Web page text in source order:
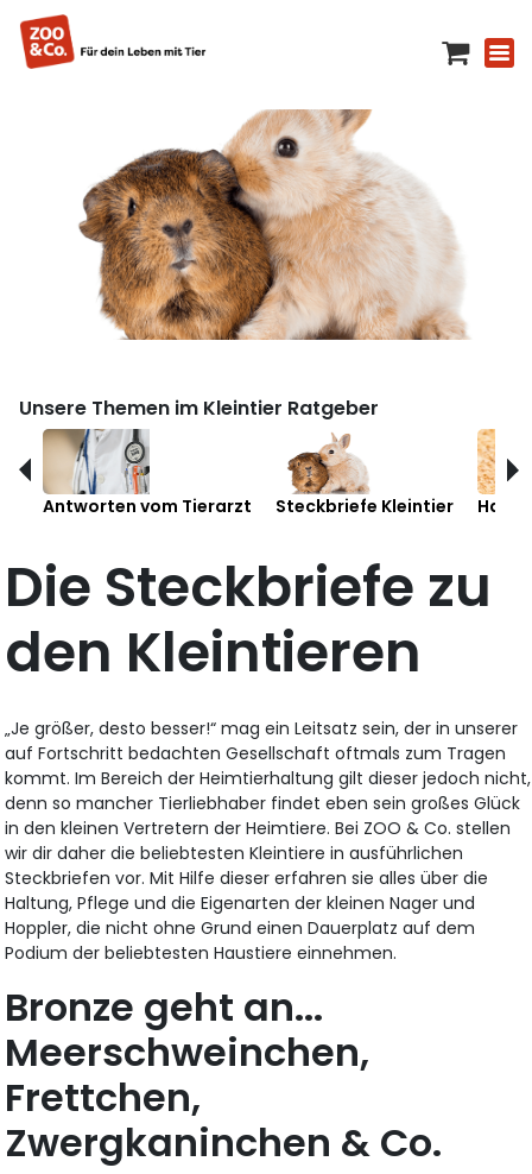
Unsere Themen im Kleintier Ratgeber
Antworten vom Tierarzt Steckbriefe Kleintier
Die Steckbriefe zu
den Kleintieren
„Je größer, desto besser!“ mag ein Leitsatz sein, der in unserer
auf Fortschritt bedachten Gesellschaft oftmals zum Tragen
kommt. Im Bereich der Heimtierhaltung gilt dieser jedoch nicht,
denn so mancher Tierliebhaber findet eben sein großes Glück
in den kleinen Vertretern der Heimtiere. Bei ZOO & Co. stellen
wir dir daher die beliebtesten Kleintiere in ausführlichen
Steckbriefen vor. Mit Hilfe dieser erfahren sie alles über die
Haltung, Pflege und die Eigenarten der kleinen Nager und
Hoppler, die nicht ohne Grund einen Dauerplatz auf dem
Podium der beliebtesten Haustiere einnehmen.
Bronze geht an...
Meerschweinchen,
Frettchen,
Zwergkaninchen & Co.